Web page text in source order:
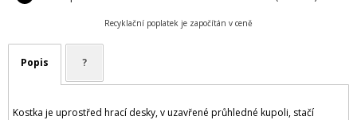
Recyklační poplatek je započítán v ceně
Popis ?
Kostka je uprostřed hrací desky, v uzavřené průhledné kupoli, stačí